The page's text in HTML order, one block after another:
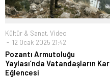
Kültür & Sanat, Video
12 Ocak 2025 21:42
Pozantı Armutoluğu
Yaylası’nda Vatandaşların Kar
Eğlencesi